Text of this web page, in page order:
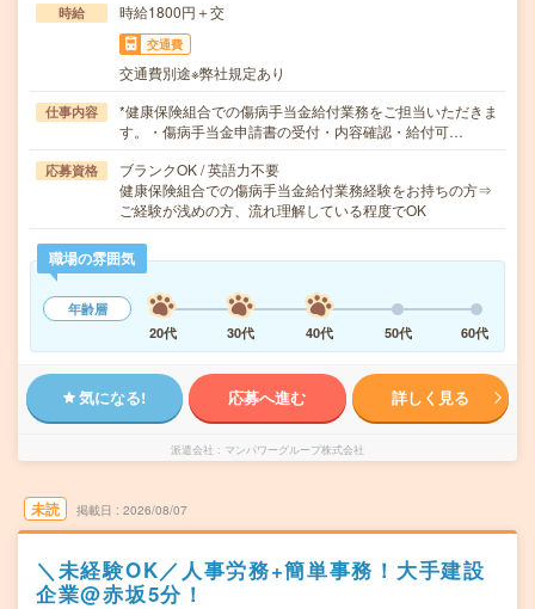
時給 時給1800円＋交
交通費
交通費別途※弊社規定あり
仕事内容
*健康保険組合での傷病手当金給付業務をご担当いただきま
す。・傷病手当金申請書の受付・内容確認・給付可…
応募資格
ブランクOK / 英語力不要
健康保険組合での傷病手当金給付業務経験をお持ちの方⇒
ご経験が浅めの方、流れ理解している程度でOK
職場の雰囲気
年齢層
20代
30代 40代 50代 60代
気になる! 応募へ進む 詳しく見る
派遣会社 マンパワーグループ株式会社
未読 掲載日 2026/08/07
＼未経験OK／人事労務+簡単事務！大手建設
企業@赤坂5分！